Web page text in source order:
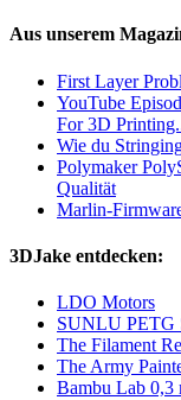
Aus unserem
First Layer
YouTube
For 3D
Wie du
Polymaker
Qualität
Marlin-
3DJake entdecken:
LDO Motors
SUNLU PETG
The Filament
The Army
Bambu Lab 0,3